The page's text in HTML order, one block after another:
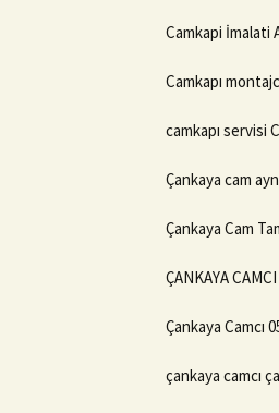
Camkapi İmalati
Camkapı
camkapı servisi
Çankaya cam
Çankaya Cam
ÇANKAYA
Çankaya Camcı
çankaya camcı